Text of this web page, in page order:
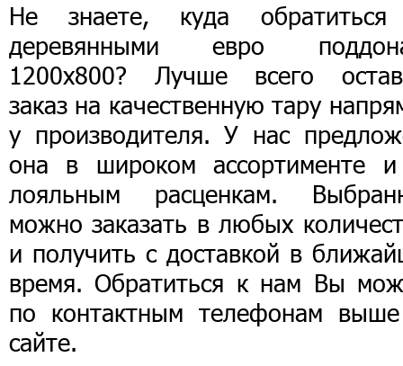
Не знаете, куда
деревянными евро
1200х800? Лучше всего
заказ на качественную тару
у производителя. У нас
она в широком ассортименте
лояльным расценкам.
можно заказать в любых
и получить с доставкой в
время. Обратиться к нам Вы
по контактным телефонам
сайте.